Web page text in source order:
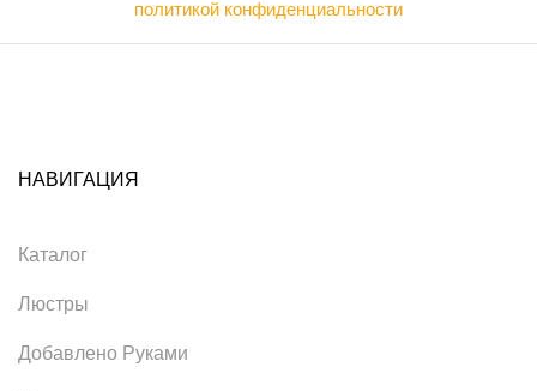
политикой конфиденциальности
НАВИГАЦИЯ
Каталог
Люстры
Добавлено Руками